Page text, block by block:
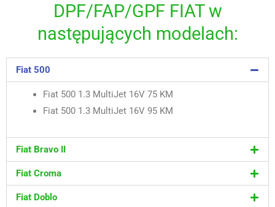
DPF/FAP/GPF FIAT w
następujących modelach:
Fiat 500
Fiat 500 1.3 MultiJet 16V 75 KM
Fiat 500 1.3 MultiJet 16V 95 KM
Fiat Bravo II
Fiat Croma
Fiat Doblo